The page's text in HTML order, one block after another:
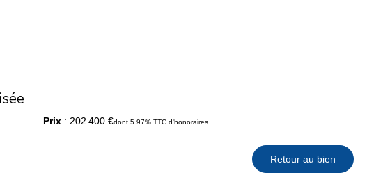
Prix: 202 400 €dont 5.97% TTC d'honoraires
Retour au bien